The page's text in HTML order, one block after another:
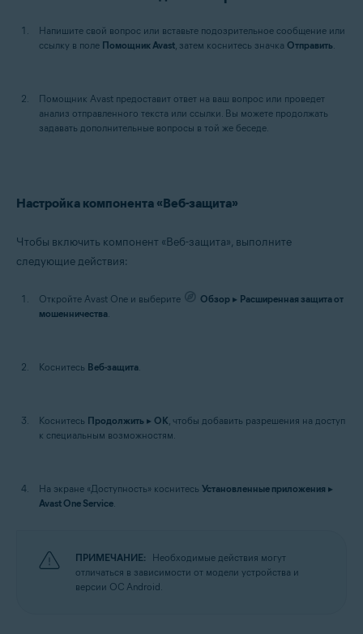
Напишите свой вопрос или вставьте подозрительное сообщение или
ссылку в поле Помощник Avast, затем коснитесь значка Отправить.
Помощник Avast предоставит ответ на ваш вопрос или проведет
анализ отправленного текста или ссылки. Вы можете продолжать
задавать дополнительные вопросы в той же беседе.
Настройка компонента «Веб-защита»
Чтобы включить компонент «Веб-защита», выполните
следующие действия:
Откройте Avast One и выберите Обзор ▸ Расширенная защита от
мошенничества.
Коснитесь Веб-защита.
Коснитесь Продолжить ▸ ОК, чтобы добавить разрешения на доступ
к специальным возможностям.
На экране «Доступность» коснитесь Установленные приложения ▸
Avast One Service.
ПРИМЕЧАНИЕ:
Необходимые действия могут
отличаться в зависимости от модели устройства и
версии ОС Android.